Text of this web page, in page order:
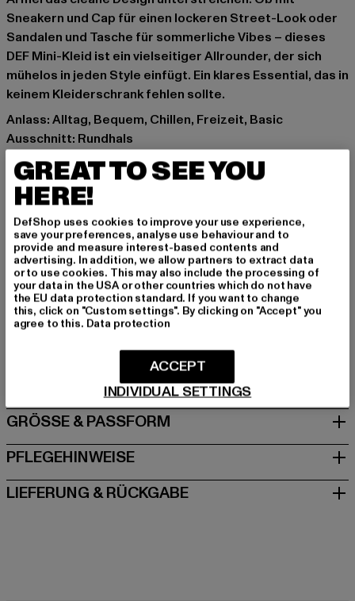
Sneakern und Cap für einen lockeren Street-Look oder
Sandalen und Tasche für sommerliche Vibes – dieses
DEF Mini-Kleid ist ein vielseitiger Allrounder, der sich
mühelos in jeden Style einfügt. Ein klares Essential, das in
keinem Kleiderschrank fehlen sollte.
Anlass: Alltag, Bequem, Chillen, Freizeit, Basic
Ausschnitt: Rundhals
Ärmelart: Kurzarm
Schnitt: Locker
Marke: DEF
Kat.: Bekleidung
Farbe: weiß
Hersteller Farbe: cloud dancer
Materialzusammensetzung: 100% Baumwolle
Art.Nr: DFLDR084-08860
Hersteller: TB International GmbH |
Dr.-Robert-Murjahn-Straße 7 | 64372 Ober-Ramstadt |
GRÖSSE & PASSFORM
PFLEGEHINWEISE
LIEFERUNG & RÜCKGABE
GREAT TO SEE YOU
HERE!
DefShop uses cookies to improve your use experience,
save your preferences, analyse use behaviour and to
provide and measure interest-based contents and
advertising. In addition, we allow partners to extract data
or to use cookies. This may also include the processing of
your data in the USA or other countries which do not have
the EU data protection standard. If you want to change
this, click on "Custom settings". By clicking on "Accept" you
agree to this. Data protection
INDIVIDUAL SETTINGS
ACCEPT